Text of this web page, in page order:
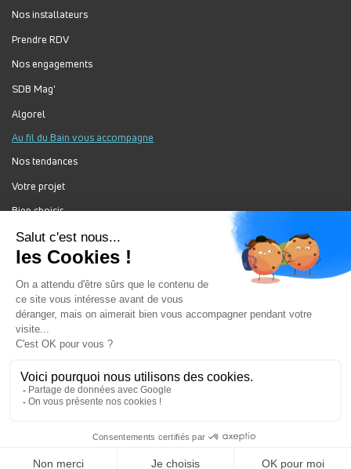
Mercredi :
Vendredi :
Samedi :
Fermé
Dimanche :
Nos installateurs
Prendre RDV
Nos engagements
SDB Mag'
Algorel
Au fil du Bain vous accompagne
Nos tendances
Votre projet
Bien choisir
Forum Au Fil du Bain
Nos produits
Gestion des cookies
Mentions légales